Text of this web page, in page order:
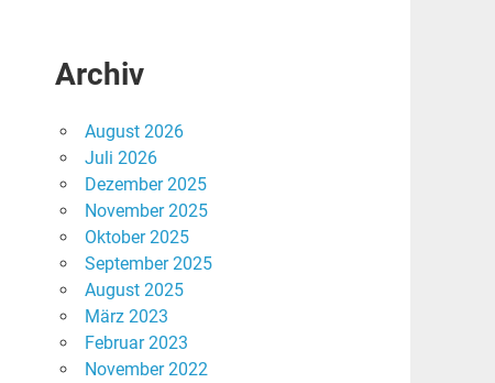
Archiv
August 2026
Juli 2026
Dezember 2025
November 2025
Oktober 2025
September 2025
August 2025
März 2023
Februar 2023
November 2022